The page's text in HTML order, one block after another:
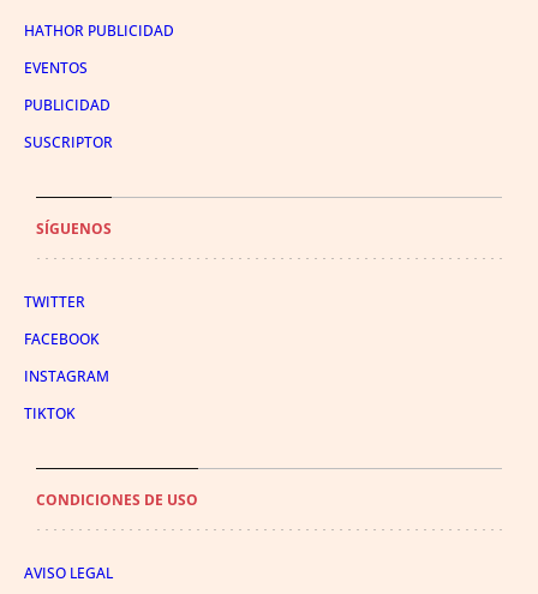
HATHOR PUBLICIDAD
EVENTOS
PUBLICIDAD
SUSCRIPTOR
SÍGUENOS
TWITTER
FACEBOOK
INSTAGRAM
TIKTOK
CONDICIONES DE USO
AVISO LEGAL